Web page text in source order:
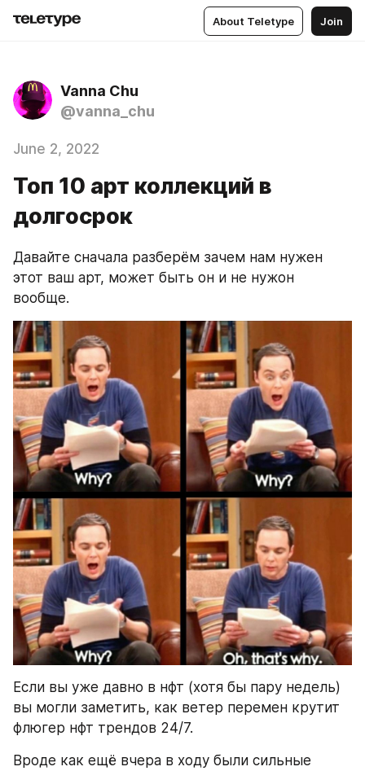
About Teletype Join
Vanna Chu
@vanna_chu
June 2, 2022
Топ 10 арт коллекций в
долгосрок
Давайте сначала разберём зачем нам нужен
этот ваш арт, может быть он и не нужон
вообще.
Если вы уже давно в нфт (хотя бы пару недель)
вы могли заметить, как ветер перемен крутит
флюгер нфт трендов 24/7.
Вроде как ещё вчера в ходу были сильные